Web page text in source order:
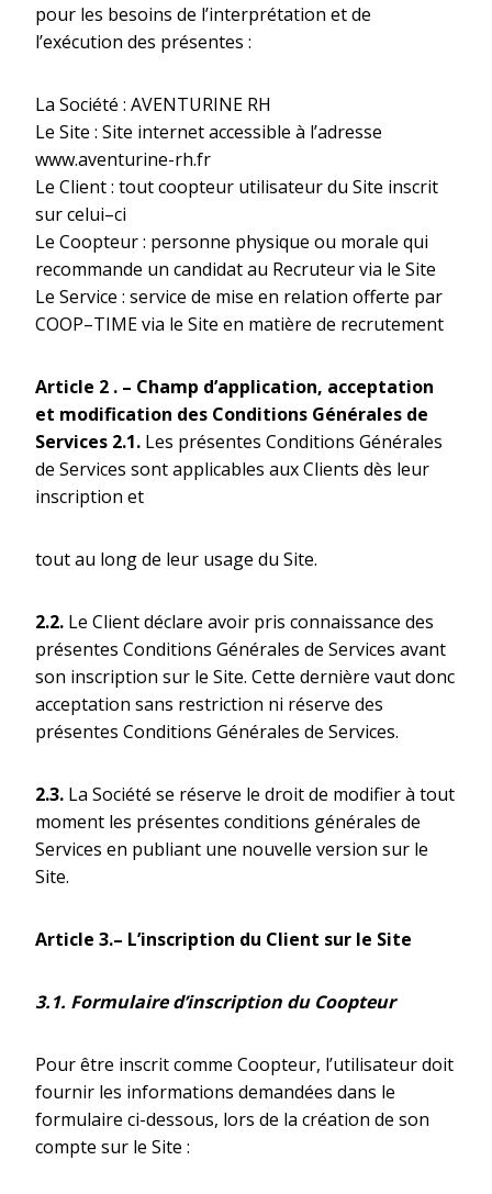
pour les besoins de l’interprétation et de
l’exécution des présentes :
La Société : AVENTURINE RH
Le Site : Site internet accessible à l’adresse
www.aventurine-rh.fr
Le Client : tout coopteur utilisateur du Site inscrit
sur celui–­ci
Le Coopteur : personne physique ou morale qui
recommande un candidat au Recruteur via le Site
Le Service : service de mise en relation offerte par
COOP–­TIME via le Site en matière de recrutement
Article 2 . – Champ d’application, acceptation
et modification des Conditions Générales de
Services 2.1. Les présentes Conditions Générales
de Services sont applicables aux Clients dès leur
inscription et
tout au long de leur usage du Site.
2.2. Le Client déclare avoir pris connaissance des
présentes Conditions Générales de Services avant
son inscription sur le Site. Cette dernière vaut donc
acceptation sans restriction ni réserve des
présentes Conditions Générales de Services.
2.3. La Société se réserve le droit de modifier à tout
moment les présentes conditions générales de
Services en publiant une nouvelle version sur le
Site.
Article 3.– L’inscription du Client sur le Site
3.1. Formulaire d’inscription du Coopteur
Pour être inscrit comme Coopteur, l’utilisateur doit
fournir les informations demandées dans le
formulaire ci-­dessous, lors de la création de son
compte sur le Site :